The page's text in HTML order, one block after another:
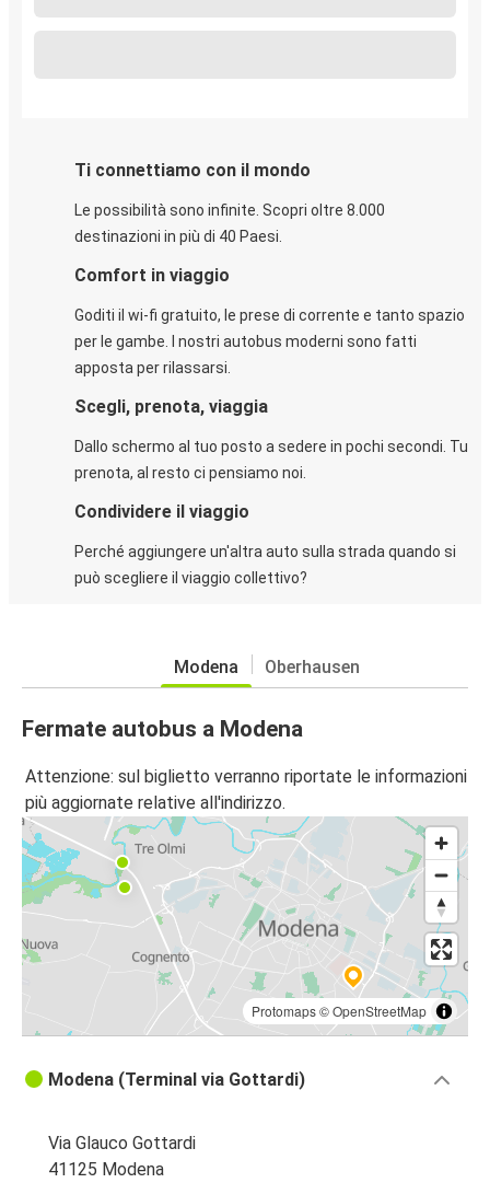
Ti connettiamo con il mondo
Le possibilità sono infinite. Scopri oltre 8.000
destinazioni in più di 40 Paesi.
Comfort in viaggio
Goditi il wi-fi gratuito, le prese di corrente e tanto spazio
per le gambe. I nostri autobus moderni sono fatti
apposta per rilassarsi.
Scegli, prenota, viaggia
Dallo schermo al tuo posto a sedere in pochi secondi. Tu
prenota, al resto ci pensiamo noi.
Condividere il viaggio
Perché aggiungere un'altra auto sulla strada quando si
può scegliere il viaggio collettivo?
Modena Oberhausen
Fermate autobus a Modena
Attenzione: sul biglietto verranno riportate le informazioni
più aggiornate relative all'indirizzo.
Protomaps©OpenStreetMap
Modena (Terminal via Gottardi)
Via Glauco Gottardi
41125 Modena